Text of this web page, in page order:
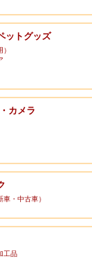
ットグッズ
カメラ
・中古車）
工品